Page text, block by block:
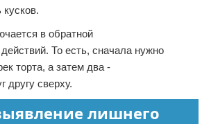
в обратной
То есть, сначала нужно
торта, а затем два -
другу сверху.
лишнего